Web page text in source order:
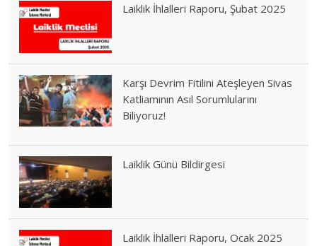
Laiklik İhlalleri Raporu, Şubat 2025
Karşı Devrim Fitilini Ateşleyen Sivas
Katliamının Asıl Sorumlularını
Biliyoruz!
Laiklik Günü Bildirgesi
Laiklik İhlalleri Raporu, Ocak 2025